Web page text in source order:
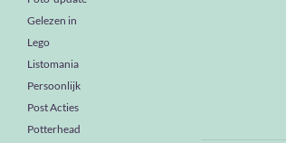
Gelezen in
Lego
Listomania
Persoonlijk
Post Acties
Potterhead